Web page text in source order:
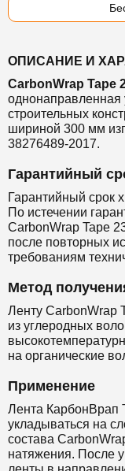
ОПИСАНИЕ И
CarbonWrap Tape
однонаправленная
строительных
шириной 300 мм
38276489-2017.
Гарантийный
Гарантийный срок
По истечении
CarbonWrap Tape
после повторных
требованиям
Метод
Ленту CarbonWrap
из углеродных
на органические
Применение
Лента КарбонВрап
укладываться на
состава
натяжения. После